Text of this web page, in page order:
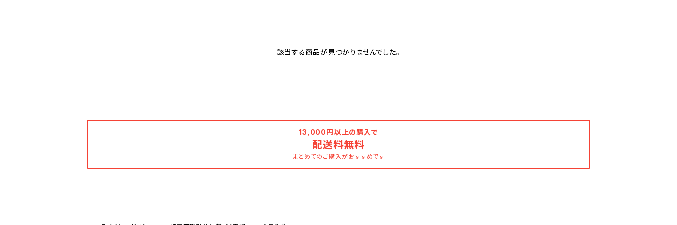
該当する商品が見つかりませんでした。
13,000円以上の購入で
配送料無料
まとめてのご購入がおすすめです